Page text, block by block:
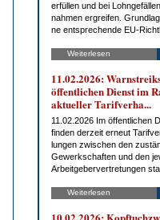
er­fül­len und bei
nah­men er­grei­fen.
ne ent­spre­chen­de EU-
Weiterlesen
11.02.2026:
öf­fent­li­chen Dienst im
ak­tu­el­ler Ta­rif­ver­ha...
11.02.2026 Im öf­fent­li­chen
fin­den der­zeit er­neut
lun­gen zwi­schen den
Ge­werk­schaf­ten und den
Ar­beit­ge­ber­ver­tre­tun­gen
Weiterlesen